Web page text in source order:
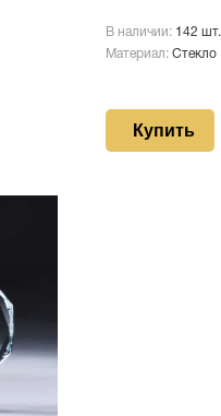
В наличии: 142 шт.
Материал: Стекло
Купить